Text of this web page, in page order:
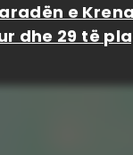
e
dhe 29 të